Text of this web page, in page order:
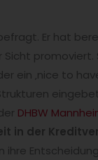
Er hat
ein ‚nice to
DHBW
in der